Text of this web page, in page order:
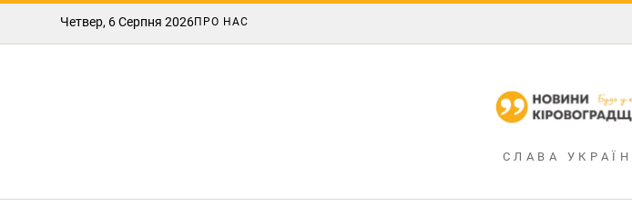
Четвер, 6 Серпня 2026ПРО НАС
СЛАВА